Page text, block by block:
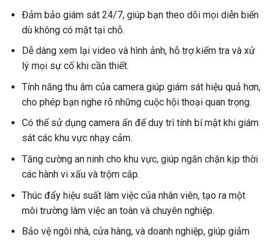
Đảm bảo giám sát 24/7, giúp bạn theo dõi mọi diễn biến
dù không có mặt tại chỗ.
Dễ dàng xem lại video và hình ảnh, hỗ trợ kiểm tra và xử
lý mọi sự cố khi cần thiết.
Tính năng thu âm của camera giúp giám sát hiệu quả hơn,
cho phép bạn nghe rõ những cuộc hội thoại quan trọng.
Có thể sử dụng camera ẩn để duy trì tính bí mật khi giám
sát các khu vực nhạy cảm.
Tăng cường an ninh cho khu vực, giúp ngăn chặn kịp thời
các hành vi xấu và trộm cắp.
Thúc đẩy hiệu suất làm việc của nhân viên, tạo ra một
môi trường làm việc an toàn và chuyên nghiệp.
Bảo vệ ngôi nhà, cửa hàng, và doanh nghiệp, giúp giảm